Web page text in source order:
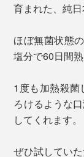
育まれた、純日
ほぼ無菌状態
塩分で60日間
1度も加熱殺菌
ろけるような
してくれます。
ぜひ試してい